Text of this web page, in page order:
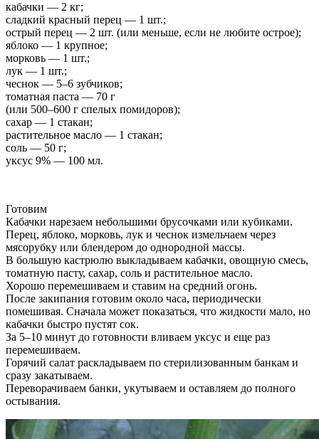
кабачки — 2 кг;
сладкий красный перец — 1 шт.;
острый перец — 2 шт. (или меньше, если не любите острое);
яблоко — 1 крупное;
морковь — 1 шт.;
лук — 1 шт.;
чеснок — 5–6 зубчиков;
томатная паста — 70 г
(или 500–600 г спелых помидоров);
сахар — 1 стакан;
растительное масло — 1 стакан;
соль — 50 г;
уксус 9% — 100 мл.
Готовим
Кабачки нарезаем небольшими брусочками или кубиками.
Перец, яблоко, морковь, лук и чеснок измельчаем через
мясорубку или блендером до однородной массы.
В большую кастрюлю выкладываем кабачки, овощную смесь,
томатную пасту, сахар, соль и растительное масло.
Хорошо перемешиваем и ставим на средний огонь.
После закипания готовим около часа, периодически
помешивая. Сначала может показаться, что жидкости мало, но
кабачки быстро пустят сок.
За 5–10 минут до готовности вливаем уксус и еще раз
перемешиваем.
Горячий салат раскладываем по стерилизованным банкам и
сразу закатываем.
Переворачиваем банки, укутываем и оставляем до полного
остывания.